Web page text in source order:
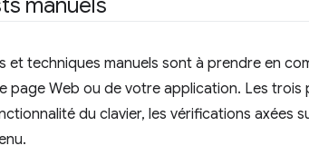
manuels
et techniques manuels sont à prendre en
page Web ou de votre application. Les
du clavier, les vérifications axées